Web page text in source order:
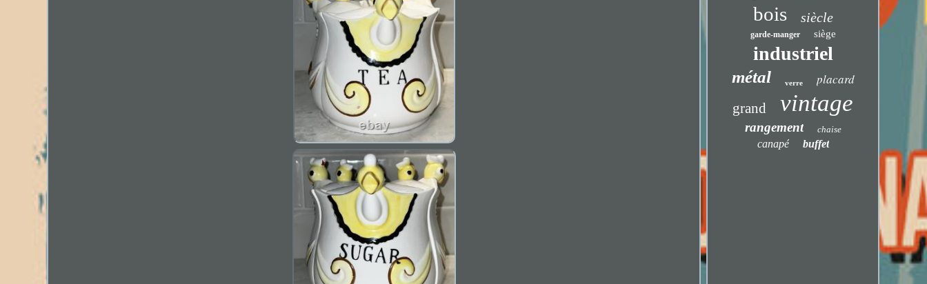
bois siècle
garde-manger siège
industriel
métal verre placard
grand vintage
rangement chaise
canapé buffet